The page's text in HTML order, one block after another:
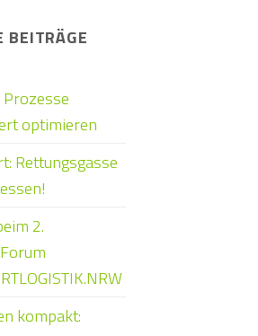
BEITRÄGE
optimieren
Rettungsgasse
2.
kompakt: